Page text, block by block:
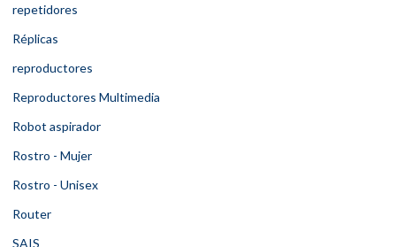
repetidores
Réplicas
reproductores
Reproductores Multimedia
Robot aspirador
Rostro - Mujer
Rostro - Unisex
Router
SAIS